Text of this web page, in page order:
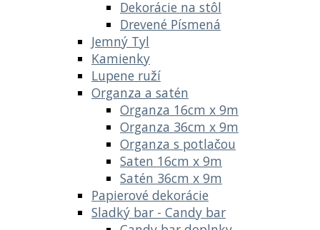
Dekorácie na stôl
Drevené Písmená
Jemný Tyl
Kamienky
Lupene ruží
Organza a satén
Organza 16cm x 9m
Organza 36cm x 9m
Organza s potlačou
Saten 16cm x 9m
Satén 36cm x 9m
Papierové dekorácie
Sladký bar - Candy bar